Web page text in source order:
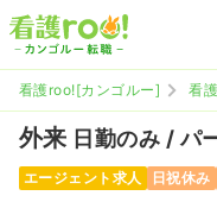
看護roo![カンゴルー] 看
外来 日勤のみ / パ
エージェント求人 日祝休み